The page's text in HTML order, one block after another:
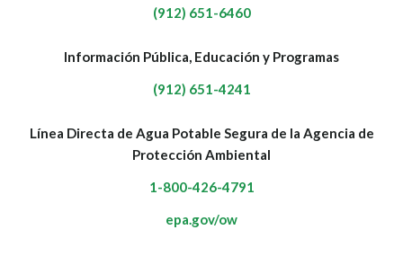
(912) 651-6460
Información Pública, Educación y Programas
(912) 651-4241
Línea Directa de Agua Potable Segura de la Agencia de
Protección Ambiental
1-800-426-4791
epa.gov/ow